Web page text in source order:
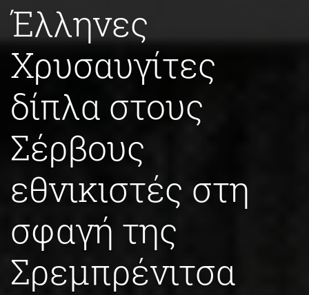
Έλληνες
Χρυσαυγίτες
δίπλα στους
Σέρβους
εθνικιστές στη
σφαγή της
Σρεμπρένιτσα